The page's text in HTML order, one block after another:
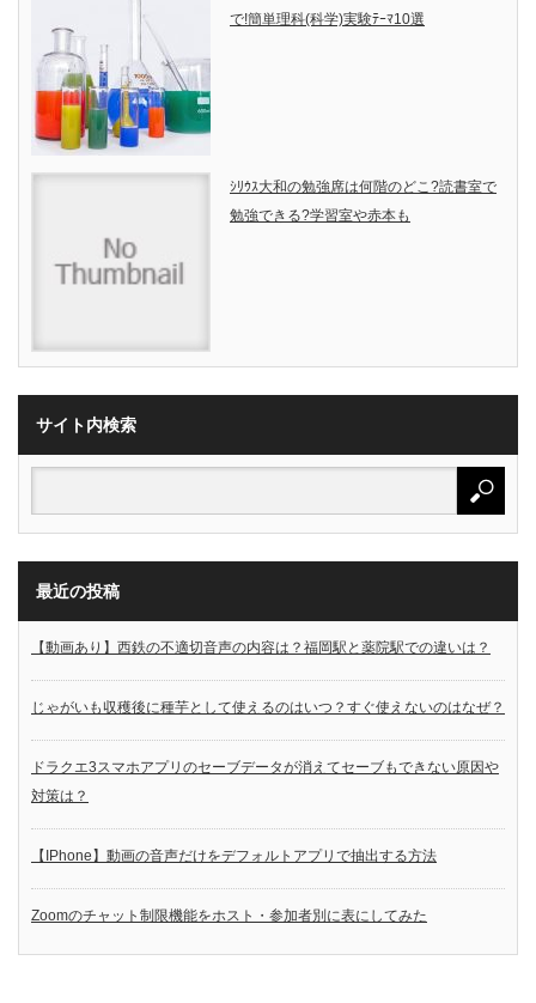
で!簡単理科(科学)実験ﾃｰﾏ10選
ｼﾘｳｽ大和の勉強席は何階のどこ?読書室で
勉強できる?学習室や赤本も
サイト内検索
最近の投稿
【動画あり】西鉄の不適切音声の内容は？福岡駅と薬院駅での違いは？
じゃがいも収穫後に種芋として使えるのはいつ？すぐ使えないのはなぜ？
ドラクエ3スマホアプリのセーブデータが消えてセーブもできない原因や
対策は？
【IPhone】動画の音声だけをデフォルトアプリで抽出する方法
Zoomのチャット制限機能をホスト・参加者別に表にしてみた